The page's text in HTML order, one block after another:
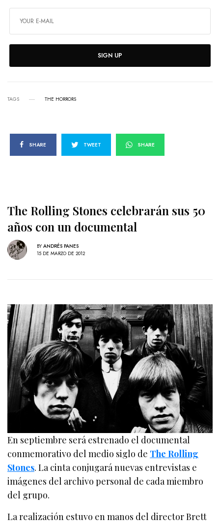
SIGN UP
TAGS THE HORRORS
SHARE TWEET SHARE
The Rolling Stones celebrarán sus 50
años con un documental
BY ANDRÉS PANES
15 DE MARZO DE 2012
En septiembre será estrenado el documental
conmemorativo del medio siglo de The Rolling
Stones. La cinta conjugará nuevas entrevistas e
imágenes del archivo personal de cada miembro
del grupo.
La realización estuvo en manos del director Brett